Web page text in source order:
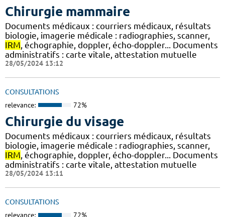
Chirurgie mammaire
Documents médicaux : courriers médicaux, résultats
biologie, imagerie médicale : radiographies, scanner,
IRM , échographie, doppler, écho-doppler... Documents
administratifs : carte vitale, attestation mutuelle
28/05/2024 13:12
CONSULTATIONS
relevance: 72%
Chirurgie du visage
Documents médicaux : courriers médicaux, résultats
biologie, imagerie médicale : radiographies, scanner,
IRM, échographie, doppler, écho-doppler... Documents
administratifs : carte vitale, attestation mutuelle
28/05/2024 13:11
CONSULTATIONS
relevance: 72%